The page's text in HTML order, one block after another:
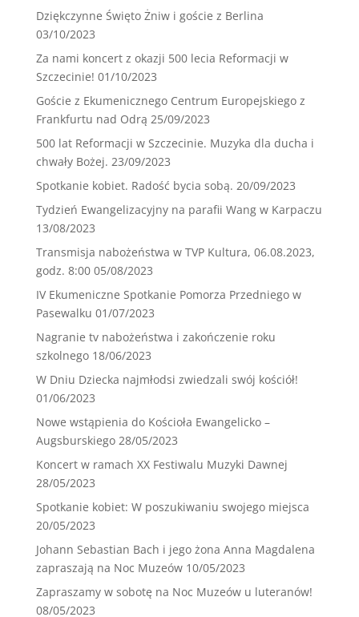
Dziękczynne Święto Żniw i goście z Berlina
03/10/2023
Za nami koncert z okazji 500 lecia Reformacji w
Szczecinie! 01/10/2023
Goście z Ekumenicznego Centrum Europejskiego z
Frankfurtu nad Odrą 25/09/2023
500 lat Reformacji w Szczecinie. Muzyka dla ducha i
chwały Bożej. 23/09/2023
Spotkanie kobiet. Radość bycia sobą. 20/09/2023
Tydzień Ewangelizacyjny na parafii Wang w Karpaczu
13/08/2023
Transmisja nabożeństwa w TVP Kultura, 06.08.2023,
godz. 8:00 05/08/2023
IV Ekumeniczne Spotkanie Pomorza Przedniego w
Pasewalku 01/07/2023
Nagranie tv nabożeństwa i zakończenie roku
szkolnego 18/06/2023
W Dniu Dziecka najmłodsi zwiedzali swój kościół!
01/06/2023
Nowe wstąpienia do Kościoła Ewangelicko –
Augsburskiego 28/05/2023
Koncert w ramach XX Festiwalu Muzyki Dawnej
28/05/2023
Spotkanie kobiet: W poszukiwaniu swojego miejsca
20/05/2023
Johann Sebastian Bach i jego żona Anna Magdalena
zapraszają na Noc Muzeów 10/05/2023
Zapraszamy w sobotę na Noc Muzeów u luteranów!
08/05/2023